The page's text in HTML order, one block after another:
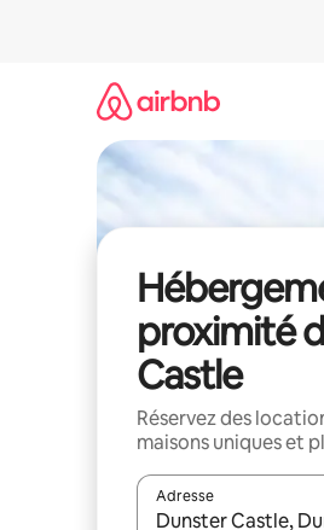
proximité
Castle
Réservez des
maisons uniques et
Adresse
Lorsque les résultats